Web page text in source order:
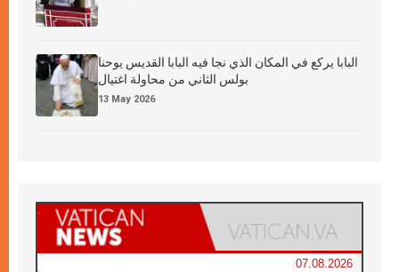
البابا يركع في المكان الذي نجا فيه البابا القديس يوحنا
بولس الثاني من محاولة اغتيال
13 May 2026
07.08.2026